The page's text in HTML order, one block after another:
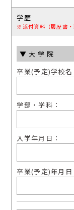
学歴
※添付資料（履歴書・
▼⼤学院
卒業(予定)学校名
学部・学科：
⼊学年⽉⽇：
卒業(予定)年⽉⽇